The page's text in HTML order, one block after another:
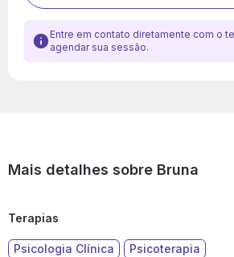
Entre em contato diretamente com o
agendar sua sessão.
Mais detalhes sobre Bruna
Terapias
Psicologia Clínica Psicoterapia